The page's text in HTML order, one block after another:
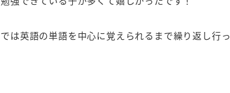
は英語の単語を中心に覚えられるまで繰り返し行っ